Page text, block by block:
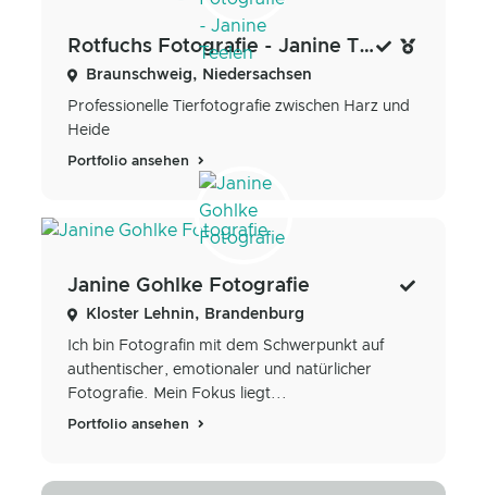
Rotfuchs Fotografie - Janine Teelen
Braunschweig, Niedersachsen
Professionelle Tierfotografie zwischen Harz und
Heide
Portfolio ansehen
Janine Gohlke Fotografie
Kloster Lehnin, Brandenburg
Ich bin Fotografin mit dem Schwerpunkt auf
authentischer, emotionaler und natürlicher
Fotografie. Mein Fokus liegt...
Portfolio ansehen